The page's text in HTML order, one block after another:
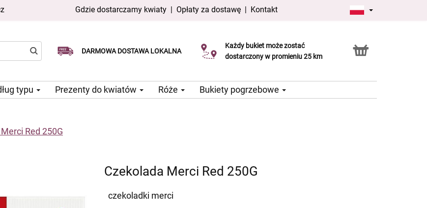
Gdzie dostarczamy kwiaty | Opłaty za dostawę | Kontakt
DARMOWA DOSTAWA LOKALNA
Dostawa tego samego dnia
Wybierz datę dostawy
Każdy bukiet może zostać
dostarczony w promieniu 25 km
Usługa Click & Collect
typu Prezenty do kwiatów Róże Bukiety pogrzebowe
Red 250G
Czekolada Merci Red 250G
czekoladki merci